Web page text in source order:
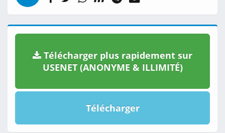
Télécharger plus rapidement sur
USENET (ANONYME & ILLIMITÉ)
Télécharger